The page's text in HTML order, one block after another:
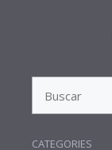
SEARCH
CATEGORIES